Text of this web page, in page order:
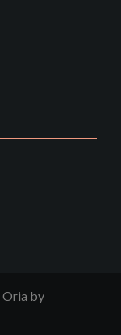
Oria by